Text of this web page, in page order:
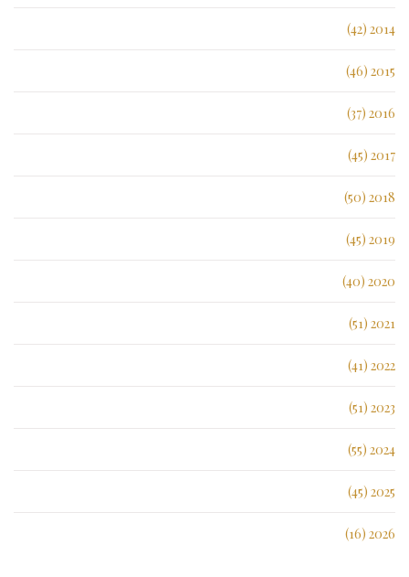
2014 (42)
2015 (46)
2016 (37)
2017 (45)
2018 (50)
2019 (45)
2020 (40)
2021 (51)
2022 (41)
2023 (51)
2024 (55)
2025 (45)
2026 (16)